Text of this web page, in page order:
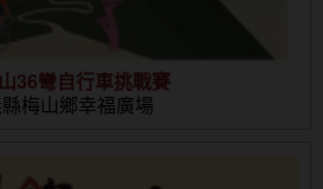
36彎自行車挑戰賽
梅山鄉幸福廣場